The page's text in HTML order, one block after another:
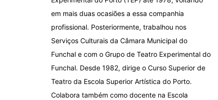
em mais duas ocasiões a essa companhia
profissional. Posteriormente, trabalhou nos
Serviços Culturais da Câmara Municipal do
Funchal e com o Grupo de Teatro Experimental do
Funchal. Desde 1982, dirige o Curso Superior de
Teatro da Escola Superior Artística do Porto.
Colabora também como docente na Escola